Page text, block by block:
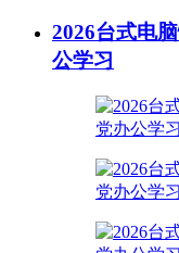
2026台式电
公学习